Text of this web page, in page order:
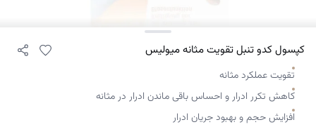
کپسول کدو تنبل تقویت مثانه میولیس
تقویت عملکرد مثانه
کاهش تکرر ادرار و احساس باقی ماندن ادرار در مثانه
افزایش حجم و بهبود جریان ادرار